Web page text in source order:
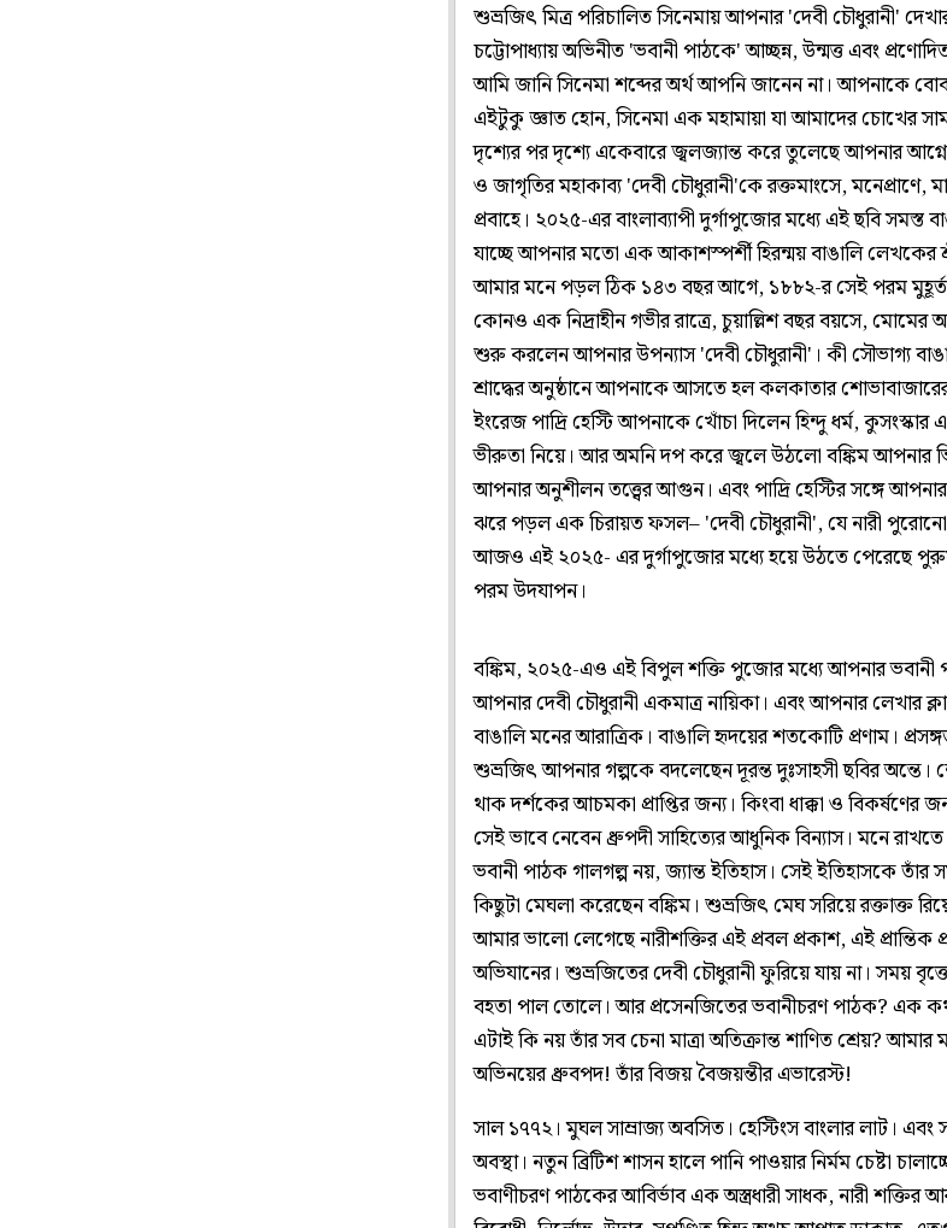
শুভ্রজিৎ মিত্র পরিচালিত সিনেমায় আপনার 'দেবী চৌধুরানী'
চট্টোপাধ্যায় অভিনীত 'ভবানী পাঠকে' আচ্ছন্ন, উন্মত্ত এবং
আমি জানি সিনেমা শব্দের অর্থ আপনি জানেন না। আপনাকে
এইটুকু জ্ঞাত হোন, সিনেমা এক মহামায়া যা আমাদের চোখের
দৃশ্যের পর দৃশ্যে একেবারে জ্বলজ্যান্ত করে তুলেছে আপনার
ও জাগৃতির মহাকাব্য 'দেবী চৌধুরানী'কে রক্তমাংসে, মনেপ্রাণে,
প্রবাহে। ২০২৫-এর বাংলাব্যাপী দুর্গাপুজোর মধ্যে এই ছবি সমস্ত
যাচ্ছে আপনার মতো এক আকাশস্পর্শী হিরন্ময় বাঙালি লেখকের
আমার মনে পড়ল ঠিক ১৪৩ বছর আগে, ১৮৮২-র সেই পরম
কোনও এক নিদ্রাহীন গভীর রাত্রে, চুয়াল্লিশ বছর বয়সে,
শুরু করলেন আপনার উপন্যাস 'দেবী চৌধুরানী'। কী সৌভাগ্য
শ্রাদ্ধের অনুষ্ঠানে আপনাকে আসতে হল কলকাতার
ইংরেজ পাদ্রি হেস্টি আপনাকে খোঁচা দিলেন হিন্দু ধর্ম, কুসংস্কার
ভীরুতা নিয়ে। আর অমনি দপ করে জ্বলে উঠলো বঙ্কিম আপনার
আপনার অনুশীলন তত্ত্বের আগুন। এবং পাদ্রি হেস্টির সঙ্গে আপনার
ঝরে পড়ল এক চিরায়ত ফসল– 'দেবী চৌধুরানী', যে নারী পুরোনো
আজও এই ২০২৫- এর দুর্গাপুজোর মধ্যে হয়ে উঠতে পেরেছে
পরম উদযাপন।
বঙ্কিম, ২০২৫-এও এই বিপুল শক্তি পুজোর মধ্যে আপনার ভবানী
আপনার দেবী চৌধুরানী একমাত্র নায়িকা। এবং আপনার লেখার
বাঙালি মনের আরাত্রিক। বাঙালি হৃদয়ের শতকোটি প্রণাম।
শুভ্রজিৎ আপনার গল্পকে বদলেছেন দূরন্ত দুঃসাহসী ছবির অন্তে।
থাক দর্শকের আচমকা প্রাপ্তির জন্য। কিংবা ধাক্কা ও বিকর্ষণের
সেই ভাবে নেবেন ধ্রুপদী সাহিত্যের আধুনিক বিন্যাস। মনে
ভবানী পাঠক গালগল্প নয়, জ্যান্ত ইতিহাস। সেই ইতিহাসকে তাঁর
কিছুটা মেঘলা করেছেন বঙ্কিম। শুভ্রজিৎ মেঘ সরিয়ে রক্তাক্ত
আমার ভালো লেগেছে নারীশক্তির এই প্রবল প্রকাশ, এই প্রান্তিক
অভিযানের। শুভ্রজিতের দেবী চৌধুরানী ফুরিয়ে যায় না। সময়
বহতা পাল তোলে। আর প্রসেনজিতের ভবানীচরণ পাঠক? এক
এটাই কি নয় তাঁর সব চেনা মাত্রা অতিক্রান্ত শাণিত শ্রেয়?
অভিনয়ের ধ্রুবপদ! তাঁর বিজয় বৈজয়ন্তীর এভারেস্ট!
সাল ১৭৭২। মুঘল সাম্রাজ্য অবসিত। হেস্টিংস বাংলার লাট। এবং
অবস্থা। নতুন ব্রিটিশ শাসন হালে পানি পাওয়ার নির্মম চেষ্টা
ভবাণীচরণ পাঠকের আবির্ভাব এক অস্ত্রধারী সাধক, নারী শক্তির